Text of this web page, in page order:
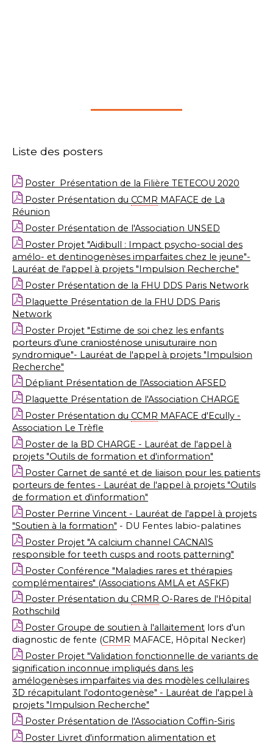
Liste des posters
Poster Présentation de la Filière TETECOU 2020
Poster Présentation du CCMR MAFACE de La
Réunion
Poster Présentation de l'Association UNSED
Poster Projet "Aidibull : Impact psycho-social des
amélo- et dentinogenèses imparfaites chez le jeune"-
Lauréat de l'appel à projets "Impulsion Recherche"
Poster Présentation de la FHU DDS Paris Network
Plaquette Présentation de la FHU DDS Paris
Network
Poster Projet "Estime de soi chez les enfants
porteurs d'une craniosténose unisuturaire non
syndromique"- Lauréat de l'appel à projets "Impulsion
Recherche"
Dépliant Présentation de l'Association AFSED
Plaquette Présentation de l'Association CHARGE
Poster Présentation du CCMR MAFACE d'Ecully -
Association Le Trèfle
Poster de la BD CHARGE - Lauréat de l'appel à
projets "Outils de formation et d'information"
Poster Carnet de santé et de liaison pour les patients
porteurs de fentes - Lauréat de l'appel à projets "Outils
de formation et d'information"
Poster Perrine Vincent - Lauréat de l'appel à projets
"Soutien à la formation" - DU Fentes labio-palatines
Poster Projet "A calcium channel CACNA1S
responsible for teeth cusps and roots patterning"
Poster Conférence "Maladies rares et thérapies
complémentaires" (Associations AMLA et ASFKF)
Poster Présentation du CRMR O-Rares de l'Hôpital
Rothschild
Poster Groupe de soutien à l'allaitement lors d'un
diagnostic de fente (CRMR MAFACE, Hôpital Necker)
Poster Projet "Validation fonctionnelle de variants de
signification inconnue impliqués dans les
amélogenèses imparfaites via des modèles cellulaires
3D récapitulant l'odontogenèse" - Lauréat de l'appel à
projets "Impulsion Recherche"
Poster Présentation de l'Association Coffin-Siris
Poster Livret d'information alimentation et